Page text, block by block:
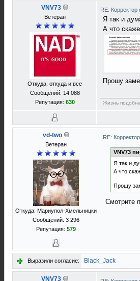
VNV73
Ветеран
Откуда: откуда и все
Сообщений: 14 088
Репутация: 630
RE: Корректор
Я так и
А что
Прошу
Жизнь
vd-two
Ветеран
Откуда: Мариупол-Хмельницки
Сообщений: 3 296
Репутация: 579
RE:
VNV73
Я так и
А что
Прошу
Смотрите
Выразили согласие: Black_Jack
VNV73